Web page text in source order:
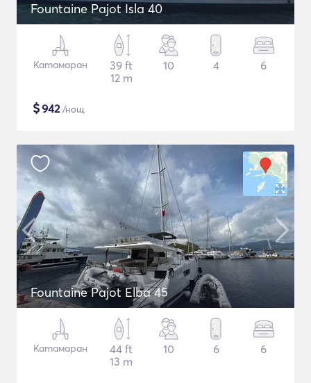
Fountaine Pajot Isla 40
Катамаран
39 ft
12 m
10 4 6
$942/нощ
Fountaine Pajot Elba 45
Катамаран
44 ft
13 m
10 6 6